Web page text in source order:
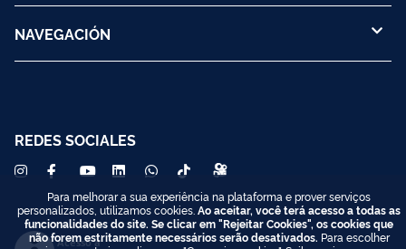
NAVEGACIÓN
REDES SOCIALES
Acesso à
Para melhorar a sua experiência na plataforma e prover serviços
personalizados, utilizamos cookies. Ao aceitar, você terá acesso a todas as
funcionalidades do site. Se clicar em "Rejeitar Cookies", os cookies que
não forem estritamente necessários serão desativados. Para escolher